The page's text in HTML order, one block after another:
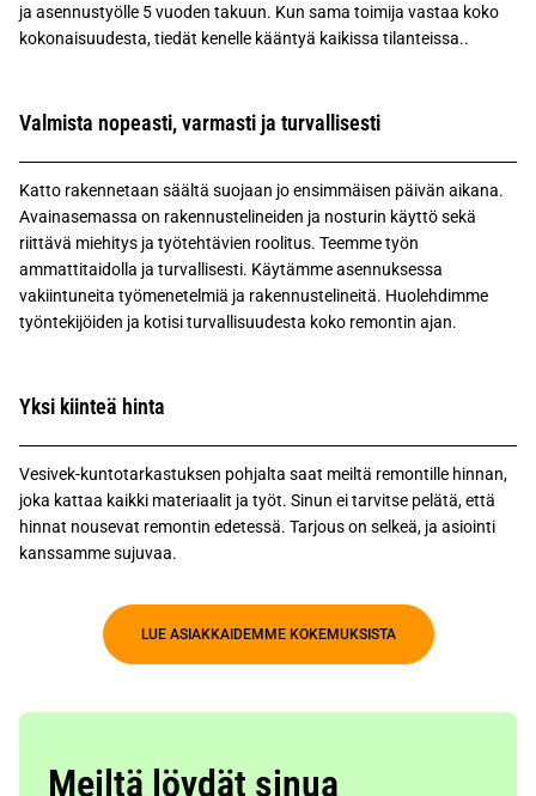
ja asennustyölle 5 vuoden takuun. Kun sama toimija vastaa koko
kokonaisuudesta, tiedät kenelle kääntyä kaikissa tilanteissa..
Valmista nopeasti, varmasti ja turvallisesti
Katto rakennetaan säältä suojaan jo ensimmäisen päivän aikana.
Avainasemassa on rakennustelineiden ja nosturin käyttö sekä
riittävä miehitys ja työtehtävien roolitus. Teemme työn
ammattitaidolla ja turvallisesti. Käytämme asennuksessa
vakiintuneita työmenetelmiä ja rakennustelineitä. Huolehdimme
työntekijöiden ja kotisi turvallisuudesta koko remontin ajan.
Yksi kiinteä hinta
Vesivek-kuntotarkastuksen pohjalta saat meiltä remontille hinnan,
joka kattaa kaikki materiaalit ja työt. Sinun ei tarvitse pelätä, että
hinnat nousevat remontin edetessä. Tarjous on selkeä, ja asiointi
kanssamme sujuvaa.
LUE ASIAKKAIDEMME KOKEMUKSISTA
Meiltä löydät sinua